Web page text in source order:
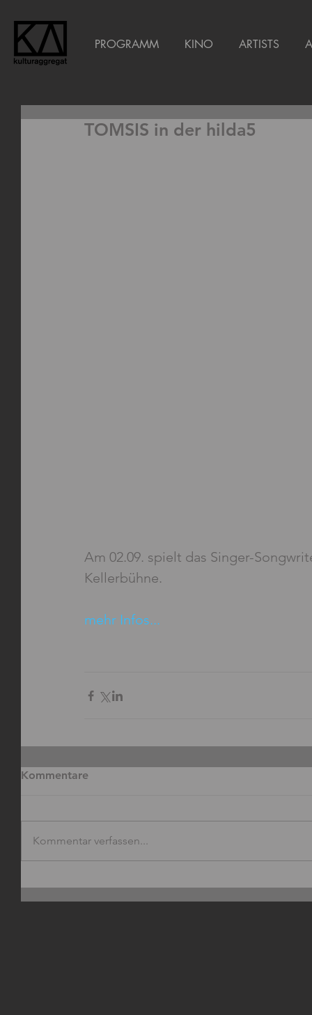
PROGRAMM KINO ARTISTS
TOMSIS in der hilda5
Am 02.09. spielt das Singer-
Kellerbühne.
mehr Infos...
Kommentare
Kommentar verfassen...